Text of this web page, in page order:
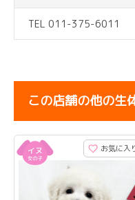
TEL 011-375-6011
この店舗の他の生
お気に入